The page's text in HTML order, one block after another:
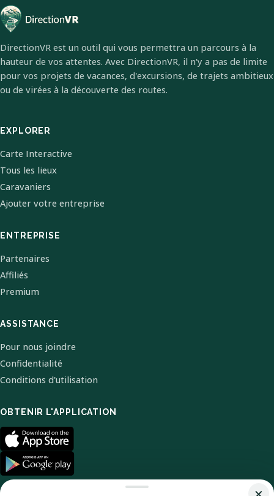
DirectionVR est un outil qui vous permettra un parcours à la
hauteur de vos attentes. Avec DirectionVR, il n'y a pas de limite
pour vos projets de vacances, d'excursions, de trajets ambitieux
ou de virées à la découverte des routes.
EXPLORER
Carte Interactive
Tous les lieux
Caravaniers
Ajouter votre entreprise
ENTREPRISE
Partenaires
Affiliés
Premium
ASSISTANCE
Pour nous joindre
Confidentialité
Conditions d'utilisation
OBTENIR L'APPLICATION